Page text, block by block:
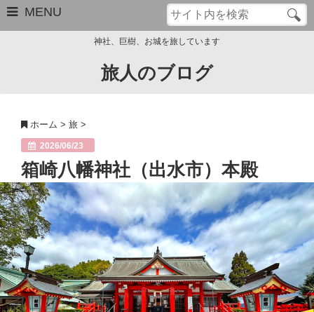
MENU
サイトマップ
管理人のプロフィール
Close
神社、巨樹、お城を旅しています
旅人のブログ
ホーム > 旅 >
2026/06/23
箱崎八幡神社（出水市）本殿